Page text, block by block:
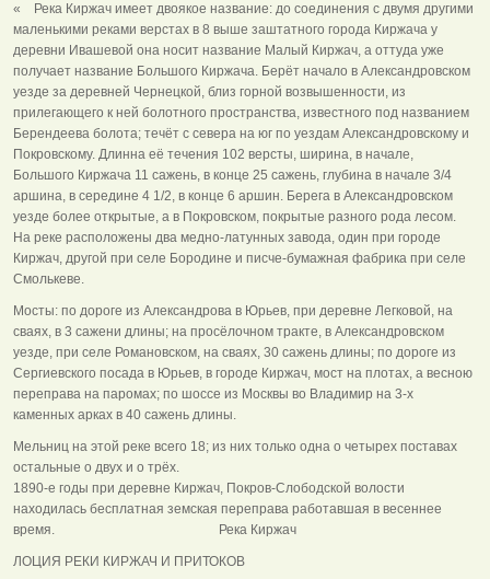
« Река Киржач имеет двоякое название: до соединения с двумя другими
маленькими реками верстах в 8 выше заштатного города Киржача у
деревни Ивашевой она носит название Малый Киржач, а оттуда уже
получает название Большого Киржача. Берёт начало в Александровском
уезде за деревней Чернецкой, близ горной возвышенности, из
прилегающего к ней болотного пространства, известного под названием
Берендеева болота; течёт с севера на юг по уездам Александровскому и
Покровскому. Длинна её течения 102 версты, ширина, в начале,
Большого Киржача 11 сажень, в конце 25 сажень, глубина в начале 3/4
аршина, в середине 4 1/2, в конце 6 аршин. Берега в Александровском
уезде более открытые, а в Покровском, покрытые разного рода лесом.
На реке расположены два медно-латунных завода, один при городе
Киржач, другой при селе Бородине и писче-бумажная фабрика при селе
Смолькеве.
Мосты: по дороге из Александрова в Юрьев, при деревне Легковой, на
сваях, в 3 сажени длины; на просёлочном тракте, в Александровском
уезде, при селе Романовском, на сваях, 30 сажень длины; по дороге из
Сергиевского посада в Юрьев, в городе Киржач, мост на плотах, а весною
переправа на паромах; по шоссе из Москвы во Владимир на 3-х
каменных арках в 40 сажень длины.
Мельниц на этой реке всего 18; из них только одна о четырех поставах
остальные о двух и о трёх.
1890-е годы при деревне Киржач, Покров-Слободской волости
находилась бесплатная земская переправа работавшая в весеннее
время. Река Киржач
ЛОЦИЯ РЕКИ КИРЖАЧ И ПРИТОКОВ